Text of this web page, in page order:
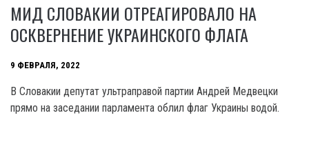
МИД СЛОВАКИИ ОТРЕАГИРОВАЛО НА
ОСКВЕРНЕНИЕ УКРАИНСКОГО ФЛАГА
9 ФЕВРАЛЯ, 2022
В Словакии депутат ультраправой партии Андрей Медвецки
прямо на заседании парламента облил флаг Украины водой.